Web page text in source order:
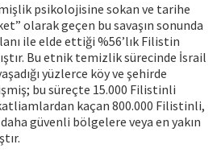
psikolojisine sokan ve tarihe
olarak geçen bu savaşın sonunda
ile elde ettiği %56’lık Filistin
Bu etnik temizlik sürecinde İsrail
yüzlerce köy ve şehirde
bu süreçte 15.000 Filistinli
kaçan 800.000 Filistinli,
güvenli bölgelere veya en yakın